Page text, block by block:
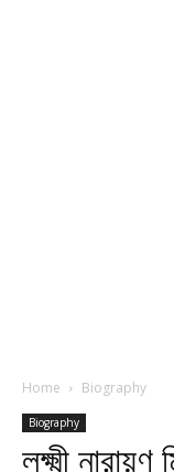
Home Biography
Biography
লক্ষ্মী